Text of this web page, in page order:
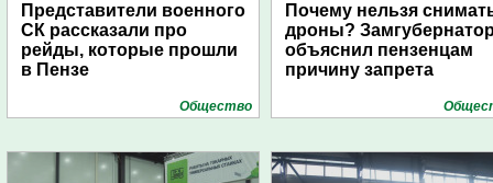
Представители военного
СК рассказали про
рейды, которые прошли
в Пензе
Общество
Почему нельзя
дроны?
объяснил пензенцам
причину запрета